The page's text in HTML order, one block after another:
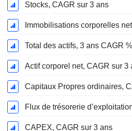
Stocks, CAGR sur 3 ans
Total des actifs, 3 ans CAGR %
Actif corporel net, CAGR sur 3
Capitaux Propres ordinaires,
CAPEX, CAGR sur 3 ans